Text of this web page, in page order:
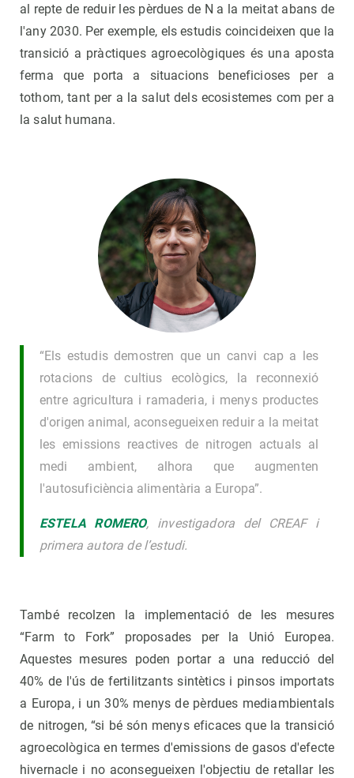
al repte de reduir les pèrdues de N a la meitat abans de
l'any 2030. Per exemple, els estudis coincideixen que la
transició a pràctiques agroecològiques és una aposta
ferma que porta a situacions beneficioses per a
tothom, tant per a la salut dels ecosistemes com per a
la salut humana.
“Els estudis demostren que un canvi cap a les
rotacions de cultius ecològics, la reconnexió
entre agricultura i ramaderia, i menys productes
d'origen animal, aconsegueixen reduir a la meitat
les emissions reactives de nitrogen actuals al
medi ambient, alhora que augmenten
l'autosuficiència alimentària a Europa”.
ESTELA ROMERO, investigadora del CREAF i
primera autora de l’estudi.
També recolzen la implementació de les mesures
“Farm to Fork” proposades per la Unió Europea.
Aquestes mesures poden portar a una reducció del
40% de l'ús de fertilitzants sintètics i pinsos importats
a Europa, i un 30% menys de pèrdues mediambientals
de nitrogen, “si bé són menys eficaces que la transició
agroecològica en termes d'emissions de gasos d'efecte
hivernacle i no aconsegueixen l'objectiu de retallar les